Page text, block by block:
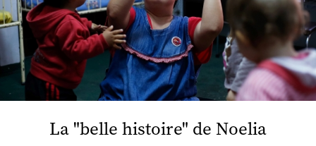
La "belle histoire" de Noelia